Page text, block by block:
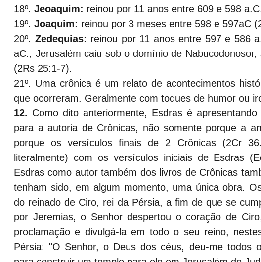
18º. Jeoaquim: reinou por 11 anos entre 609 e 598
19º. Joaquim: reinou por 3 meses entre 598 e 597aC
20º. Zedequias: reinou por 11 anos entre 597 e 586
aC., Jerusalém caiu sob o domínio de
(2Rs 25:1-7).
21º. Uma crônica é um relato de acontecimentos
que ocorreram. Geralmente com toques de humor ou
12. Como dito anteriormente, Esdras é
para a autoria de Crônicas, não somente porque a
porque os versículos finais de 2 Crônicas (2Cr
literalmente) com os versículos iniciais de Esdras
Esdras como autor também dos livros de Crônicas
tenham sido, em algum momento, uma única obra.
do reinado de Ciro, rei da Pérsia, a fim de que se
por Jeremias, o Senhor despertou o coração de
proclamação e divulgá-la em todo o seu reino,
Pérsia: "O Senhor, o Deus dos céus, deu-me todos